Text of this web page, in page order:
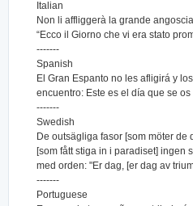
Italian
Non li affliggerà la grande
“Ecco il Giorno che vi era stato
-------
Spanish
El Gran Espanto no les afligirá y
encuentro: Este es el día que se
-------
Swedish
De outsägliga fasor [som möter
[som fått stiga in i paradiset] ingen
med orden: "Er dag, [er dag av
-------
Portuguese